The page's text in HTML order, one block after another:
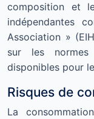
composition et
indépendantes
Association »
sur les
disponibles pour
Risques de
La